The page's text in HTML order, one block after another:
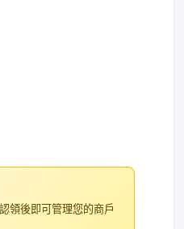
領後即可管理您的商戶